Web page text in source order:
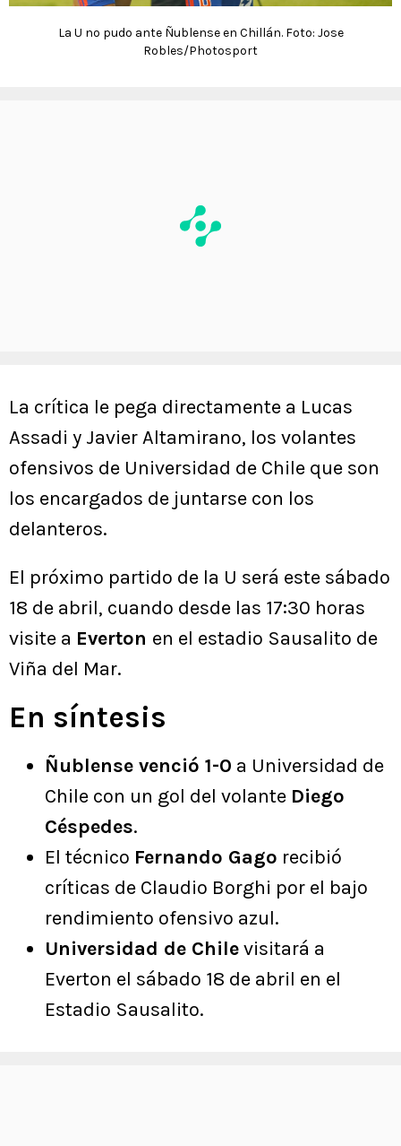
La U no pudo ante Ñublense en Chillán. Foto: Jose
Robles/Photosport
La crítica le pega directamente a Lucas
Assadi y Javier Altamirano, los volantes
ofensivos de Universidad de Chile que son
los encargados de juntarse con los
delanteros.
El próximo partido de la U será este sábado
18 de abril, cuando desde las 17:30 horas
visite a Everton en el estadio Sausalito de
Viña del Mar.
En síntesis
Ñublense venció 1-0 a Universidad de
Chile con un gol del volante Diego
Céspedes.
El técnico Fernando Gago recibió
críticas de Claudio Borghi por el bajo
rendimiento ofensivo azul.
Universidad de Chilevisitará a
Everton el sábado 18 de abril en el
Estadio Sausalito.